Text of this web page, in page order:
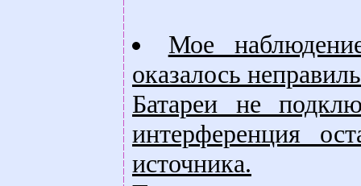
Мое
оказалось
Батареи не
интерференция
источника.